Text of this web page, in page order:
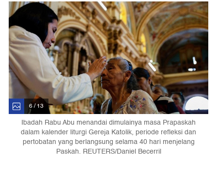
6 / 13
Ibadah Rabu Abu menandai dimulainya masa Prapaskah
dalam kalender liturgi Gereja Katolik, periode refleksi dan
pertobatan yang berlangsung selama 40 hari menjelang
Paskah. REUTERS/Daniel Becerril